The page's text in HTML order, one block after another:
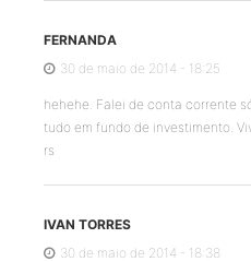
FERNANDA
30 de maio de 2014 - 18:25
hehehe. Falei de conta corrente
tudo em fundo de investimento.
rs
IVAN TORRES
30 de maio de 2014 - 18:38